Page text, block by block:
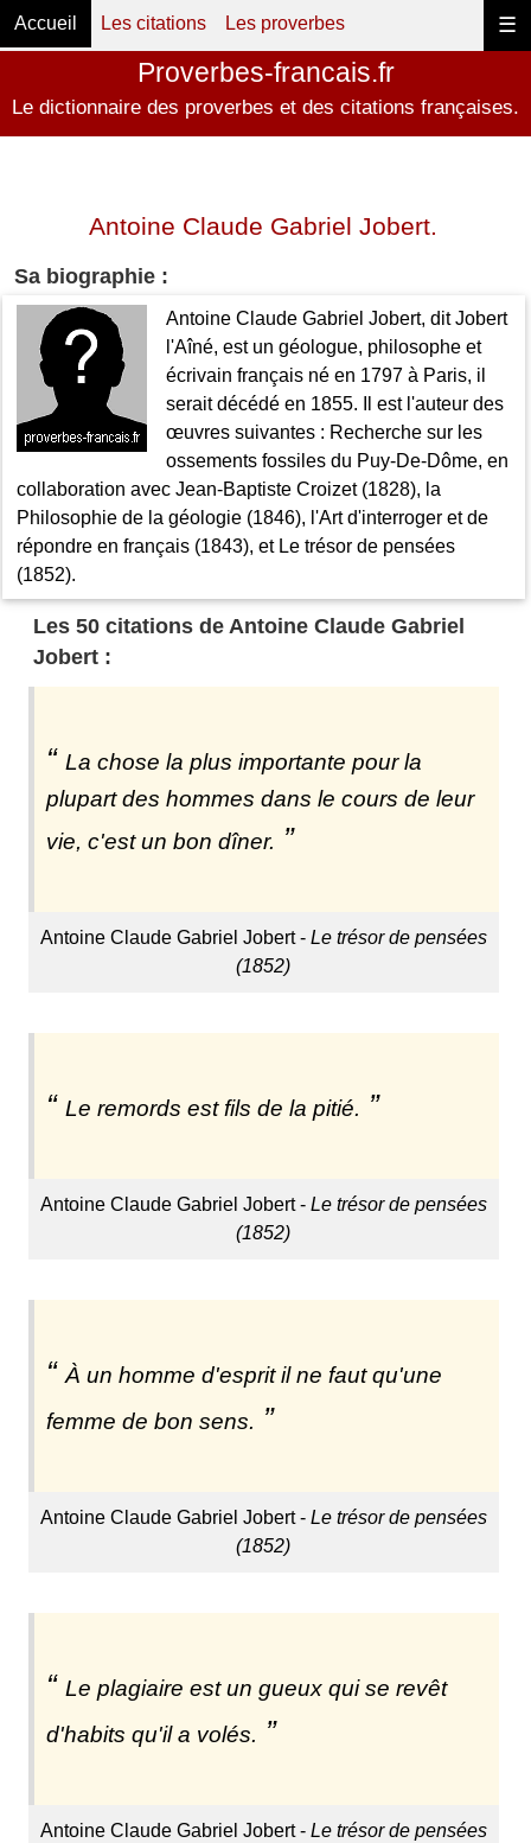
☰
Accueil Les citations Les proverbes
Proverbes-francais.fr
Le dictionnaire des proverbes et des citations françaises.
Antoine Claude Gabriel Jobert.
Sa biographie :
Antoine Claude Gabriel Jobert, dit Jobert
l'Aîné, est un géologue, philosophe et
écrivain français né en 1797 à Paris, il
serait décédé en 1855. Il est l'auteur des
œuvres suivantes : Recherche sur les
ossements fossiles du Puy-De-Dôme, en
collaboration avec Jean-Baptiste Croizet (1828), la
Philosophie de la géologie (1846), l'Art d'interroger et de
répondre en français (1843), et Le trésor de pensées
(1852).
Les 50 citations de Antoine Claude Gabriel
Jobert :
La chose la plus importante pour la
plupart des hommes dans le cours de leur
vie, c'est un bon dîner.
Antoine Claude Gabriel Jobert - Le trésor de pensées
(1852)
Le remords est fils de la pitié.
Antoine Claude Gabriel Jobert - Le trésor de pensées
(1852)
À un homme d'esprit il ne faut qu'une
femme de bon sens.
Antoine Claude Gabriel Jobert - Le trésor de pensées
(1852)
Le plagiaire est un gueux qui se revêt
d'habits qu'il a volés.
Antoine Claude Gabriel Jobert - Le trésor de pensées